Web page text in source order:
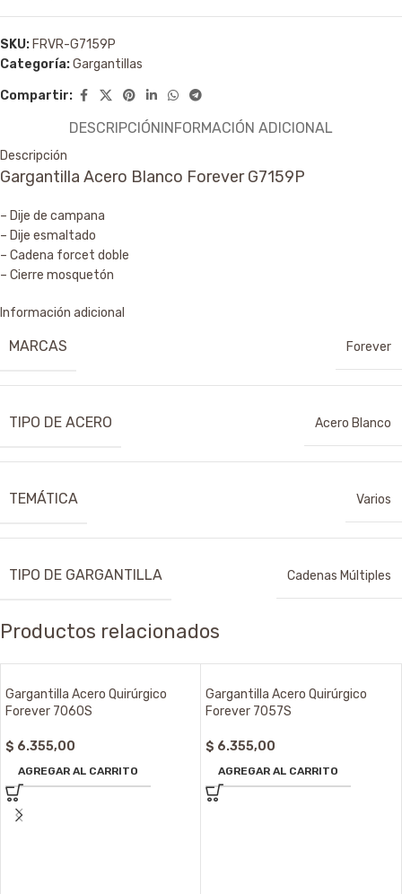
SKU: FRVR-G7159P
Categoría:Gargantillas
Compartir:
DESCRIPCIÓNINFORMACIÓN ADICIONAL
Descripción
Gargantilla Acero Blanco Forever G7159P
– Dije de campana
– Dije esmaltado
– Cadena forcet doble
– Cierre mosquetón
Información adicional
MARCAS Forever
TIPO DE ACERO Acero Blanco
TEMÁTICA Varios
TIPO DE GARGANTILLA Cadenas Múltiples
Productos relacionados
Gargantilla Acero Quirúrgico
Forever 7060S
$ 6.355,00
AGREGAR AL CARRITO
Gargantilla Acero Quirúrgico
Forever 7057S
$ 6.355,00
AGREGAR AL CARRITO